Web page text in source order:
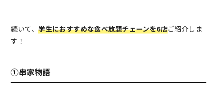
続いて、学生におすすめな食べ放題チェーンを6店ご紹介しま
す！
①串家物語